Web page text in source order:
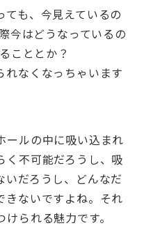
も、今見えているの
今はどうなっているの
こととか？
れなくなっちゃいます
ールの中に吸い込まれ
く不可能だろうし、吸
いだろうし、どんなだ
きないですよね。それ
られる魅力です。